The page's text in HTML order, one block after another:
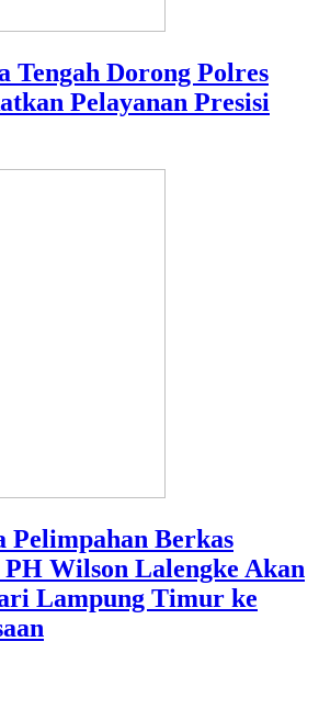
Tengah Dorong Polres
Pelayanan Presisi
Pelimpahan Berkas
PH Wilson Lalengke Akan
Lampung Timur ke